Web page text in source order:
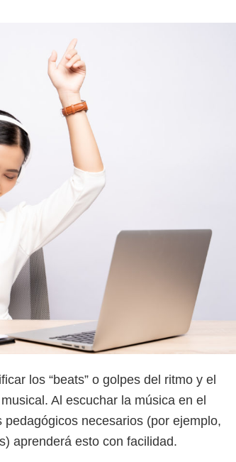
los “beats” o golpes del ritmo y el
Al escuchar la música en el
necesarios (por ejemplo,
aprenderá esto con facilidad.